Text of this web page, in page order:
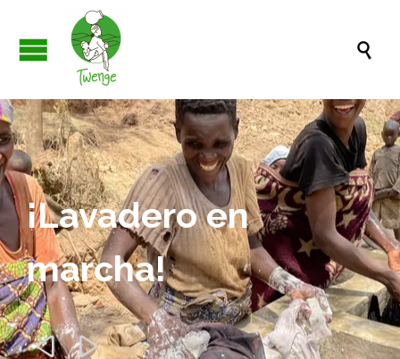

¡Lavadero en
marcha!
 